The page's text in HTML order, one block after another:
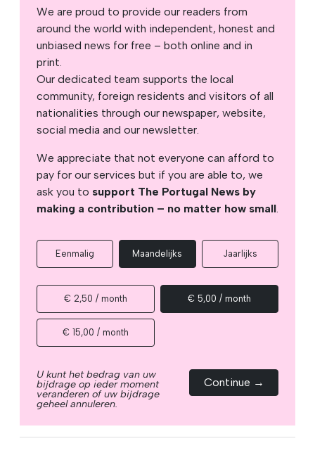
We are proud to provide our readers from
around the world with independent, honest and
unbiased news for free – both online and in
print.
Our dedicated team supports the local
community, foreign residents and visitors of all
nationalities through our newspaper, website,
social media and our newsletter.
We appreciate that not everyone can afford to
pay for our services but if you are able to, we
ask you to support The Portugal News by
making a contribution – no matter how small.
Eenmalig Maandelijks Jaarlijks
€ 2,50 / month € 5,00 / month
€ 15,00 / month
U kunt het bedrag van uw
bijdrage op ieder moment
veranderen of uw bijdrage
geheel annuleren.
Continue →